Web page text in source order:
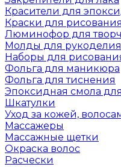
Красители для
Краски для рисования
Люминофор для
Молды для рукоделия
Наборы для
Фольга для маникюра
Фольга для тиснения
Эпоксидная смола
Шкатулки
Уход за кожей,
Массажеры
Массажные щетки
Окраска волос
Расчески